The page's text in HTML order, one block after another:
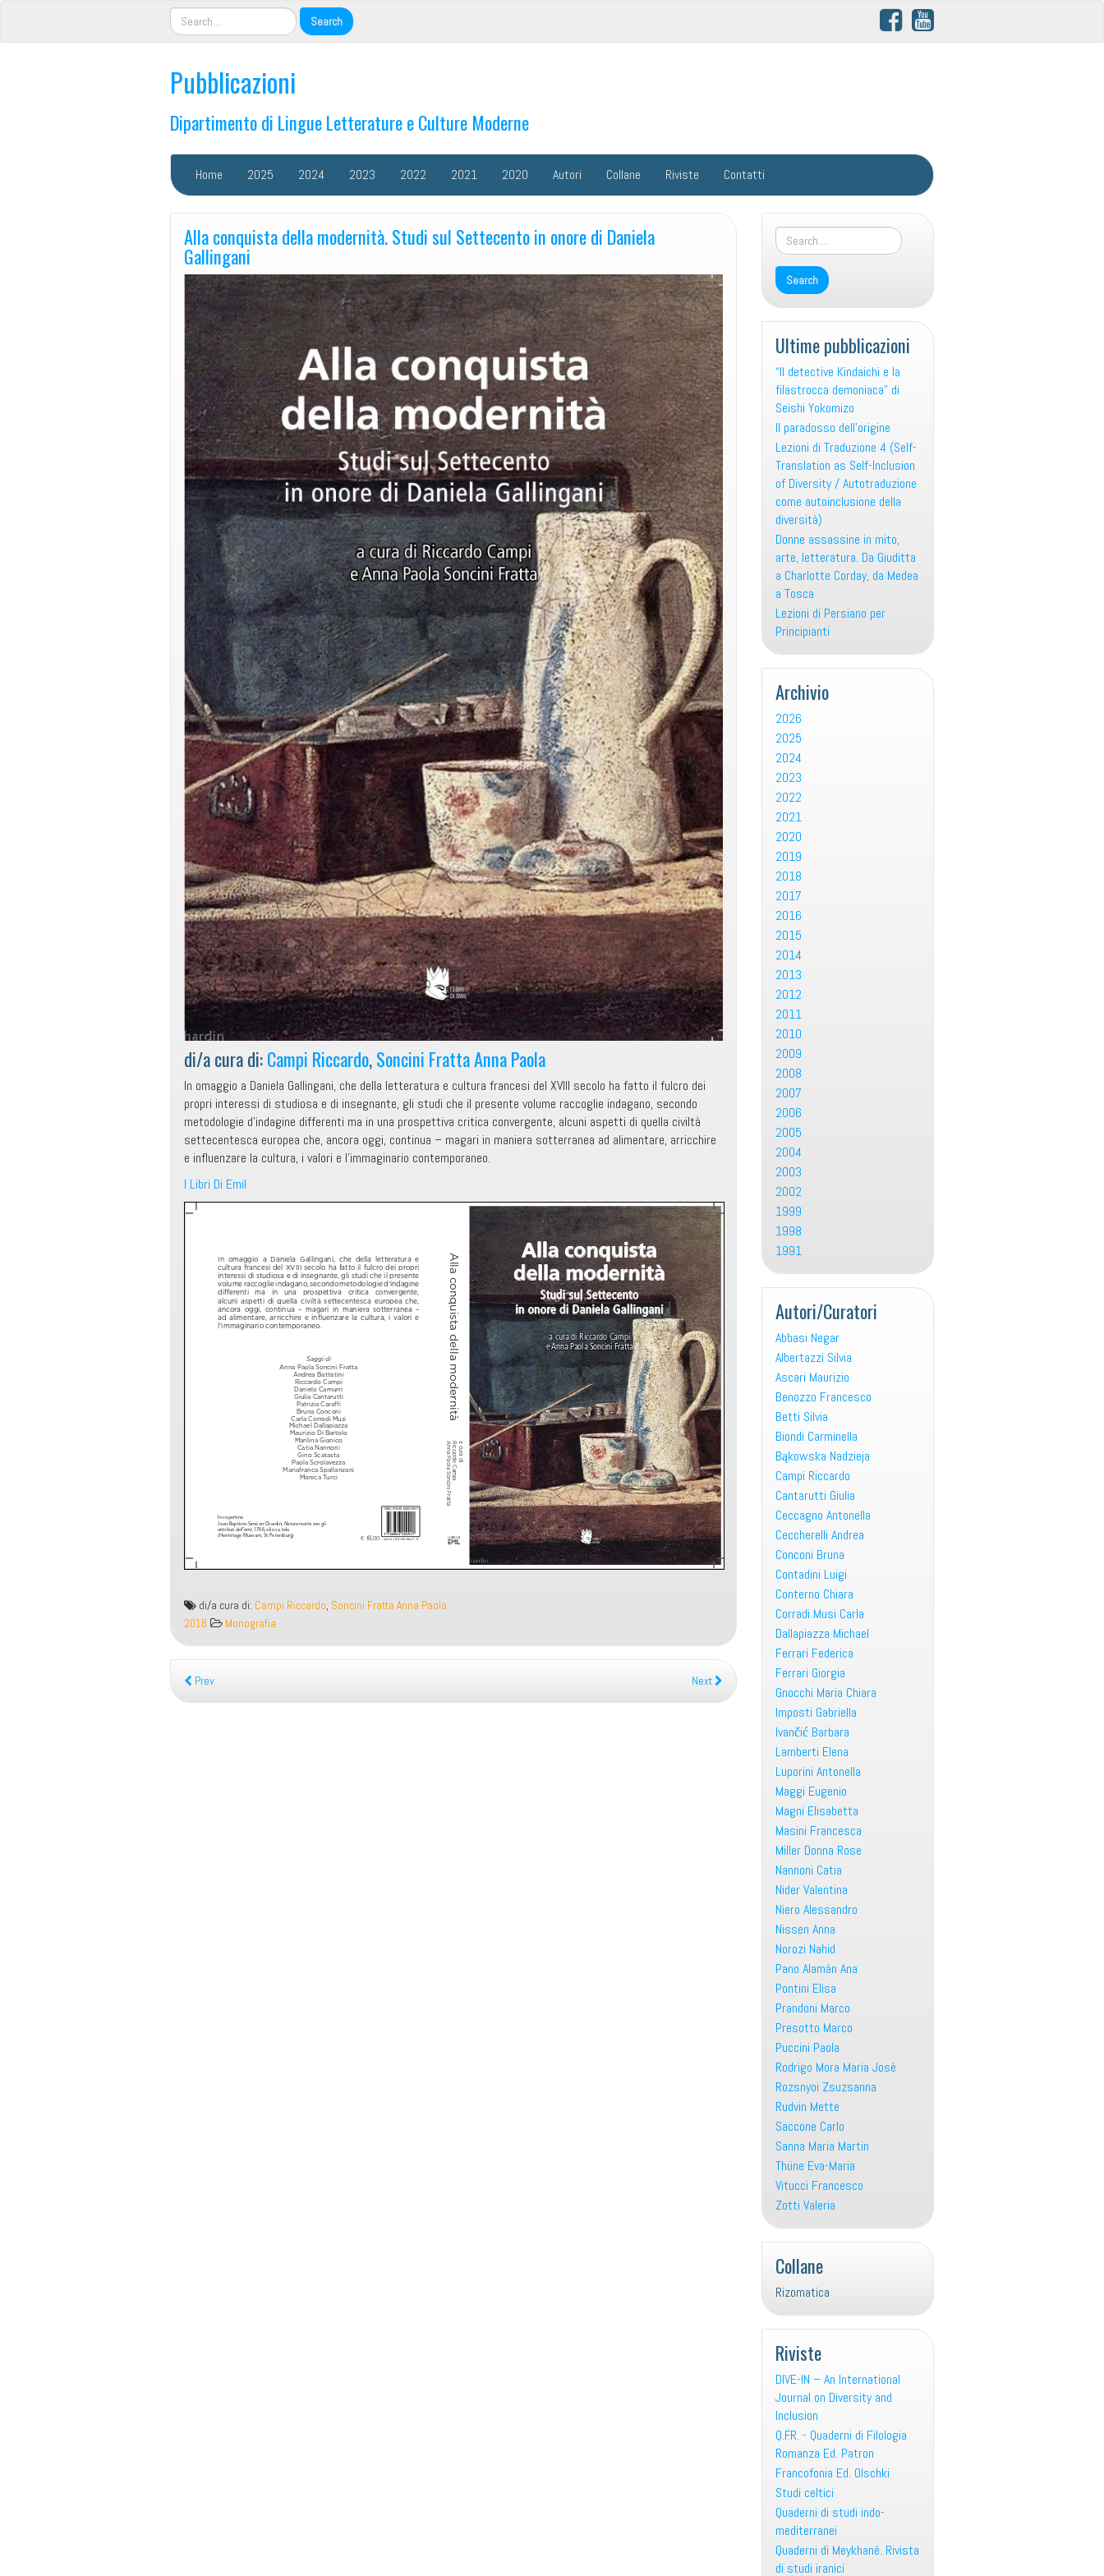
Pubblicazioni
Dipartimento di Lingue Letterature e Culture Moderne
Home 2025 2024 2023 2022 2021 2020 Autori Collane Riviste Contatti
Alla conquista della modernità. Studi sul Settecento in onore di Daniela
Gallingani
di/a cura di:Campi Riccardo,Soncini Fratta Anna Paola
In omaggio a Daniela Gallingani, che della letteratura e cultura francesi del XVIII secolo ha fatto il fulcro dei
propri interessi di studiosa e di insegnante, gli studi che il presente volume raccoglie indagano, secondo
metodologie d’indagine differenti ma in una prospettiva critica convergente, alcuni aspetti di quella civiltà
settecentesca europea che, ancora oggi, continua – magari in maniera sotterranea ad alimentare, arricchire
e influenzare la cultura, i valori e l’immaginario contemporaneo.
I Libri Di Emil
Alla
conquista
modernità.
Studi
di/a cura di: Campi Riccardo, Soncini Fratta Anna Paola
2018
Monografia
Prev Next
Ultime pubblicazioni
“Il detective Kindaichi e la
filastrocca demoniaca” di
Seishi Yokomizo
Il paradosso dell’origine
Lezioni di Traduzione 4 (Self-
Translation as Self-Inclusion
of Diversity / Autotraduzione
come autoinclusione della
diversità)
Donne assassine in mito,
arte, letteratura. Da Giuditta
a Charlotte Corday, da Medea
a Tosca
Lezioni di Persiano per
Principianti
Archivio
2026
2025
2024
2023
2022
2021
2020
2019
2018
2017
2016
2015
2014
2013
2012
2011
2010
2009
2008
2007
2006
2005
2004
2003
2002
1999
1998
1991
Autori/Curatori
Abbasi Negar
Albertazzi Silvia
Ascari Maurizio
Benozzo Francesco
Betti Silvia
Biondi Carminella
Bąkowska Nadzieja
Campi Riccardo
Cantarutti Giulia
Ceccagno Antonella
Ceccherelli Andrea
Conconi Bruna
Contadini Luigi
Conterno Chiara
Corradi Musi Carla
Dallapiazza Michael
Ferrari Federica
Ferrari Giorgia
Gnocchi Maria Chiara
Imposti Gabriella
Ivančić Barbara
Lamberti Elena
Luporini Antonella
Maggi Eugenio
Magni Elisabetta
Masini Francesca
Miller Donna Rose
Nannoni Catia
Nider Valentina
Niero Alessandro
Nissen Anna
Norozi Nahid
Pano Alamán Ana
Pontini Elisa
Prandoni Marco
Presotto Marco
Puccini Paola
Rodrigo Mora Maria Josè
Rozsnyoi Zsuzsanna
Rudvin Mette
Saccone Carlo
Sanna Maria Martin
Thüne Eva-Maria
Vitucci Francesco
Zotti Valeria
Collane
Rizomatica
Riviste
DIVE-IN – An International
Journal on Diversity and
Inclusion
Q.F.R. - Quaderni di Filologia
Romanza Ed. Patron
Francofonia Ed. Olschki
Studi celtici
Quaderni di studi indo-
mediterranei
Quaderni di Meykhané. Rivista
di studi iranici